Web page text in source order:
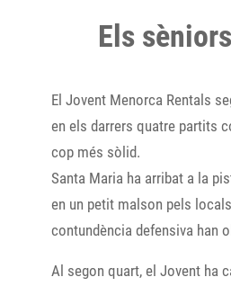
Els
El Jovent Menorca Rentals
en els darrers quatre partits
cop més sòlid.
Santa Maria ha arribat a la
en un petit malson pels
contundència defensiva han
Al segon quart, el Jovent ha